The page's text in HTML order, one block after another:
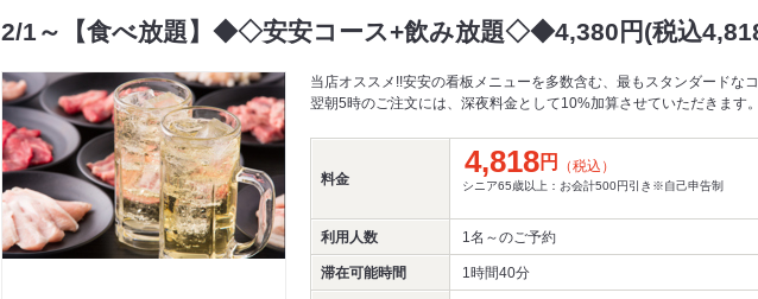
2/1～【食べ放題】◆◇安安コース+飲み放題◇◆4,380円(税込
当店オススメ!!安安の看板メニューを多数含む、最もスタンダードな
翌朝5時のご注文には、深夜料金として10%加算させていただきます。
料金 4,818円 （税込）
シニア65歳以上：お会計500円引き※自己申告制
利用人数 1名～のご予約
滞在可能時間 1時間40分